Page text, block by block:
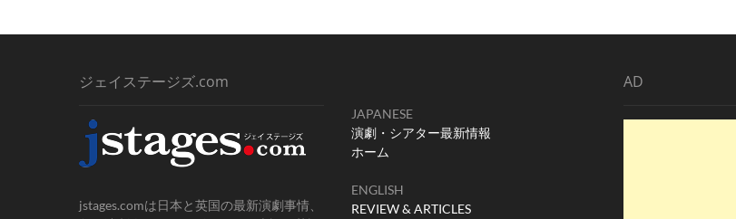
ジェイステージズ.com
jstages.comは日本と英国の最新演劇事情、
JAPANESE
演劇・シアター最新情報
ホーム
ENGLISH
REVIEW & ARTICLES
AD